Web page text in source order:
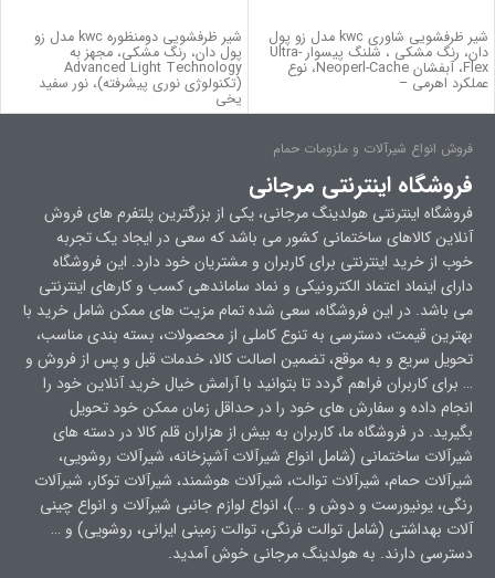
شیر ظرفشویی شاوری kwc مدل زو پول
دان، رنگ مشکی ، شلنگ پیسوار Ultra-
Flex، آبفشان Neoperl-Cache، نوع
عملکرد اهرمی –
شیر ظرفشویی دومنظوره kwc مدل زو
پول دان، رنگ مشکی، مجهز به
Advanced Light Technology
(تکنولوژی نوری پیشرفته)، نور سفید
یخی
فروش انواع شیرآلات و ملزومات حمام
فروشگاه اینترنتی مرجانی
فروشگاه اینترنتی هولدینگ مرجانی، یکی از بزرگترین پلتفرم های فروش
آنلاین کالاهای ساختمانی کشور می باشد که سعی در ایجاد یک تجربه
خوب از خرید اینترنتی برای کاربران و مشتریان خود دارد. این فروشگاه
دارای اینماد اعتماد الکترونیکی و نماد ساماندهی کسب و کارهای اینترنتی
می باشد. در این فروشگاه، سعی شده تمام مزیت های ممکن شامل خرید با
بهترین قیمت، دسترسی به تنوع کاملی از محصولات، بسته بندی مناسب،
تحویل سریع و به موقع، تضمین اصالت کالا، خدمات قبل و پس از فروش و
… برای کاربران فراهم گردد تا بتوانید با آرامش خیال خرید آنلاین خود را
انجام داده و سفارش های خود را در حداقل زمان ممکن خود تحویل
بگیرید. در فروشگاه ما، کاربران به بیش از هزاران قلم کالا در دسته های
شیرآلات ساختمانی (شامل انواع شیرآلات آشپزخانه، شیرآلات روشویی،
شیرآلات حمام، شیرآلات توالت، شیرآلات هوشمند، شیرآلات توکار، شیرآلات
رنگی، یونیورست و دوش و …)، انواع لوازم جانبی شیرآلات و انواع چینی
آلات بهداشتی (شامل توالت فرنگی، توالت زمینی ایرانی، روشویی) و …
دسترسی دارند. به هولدینگ مرجانی خوش آمدید.